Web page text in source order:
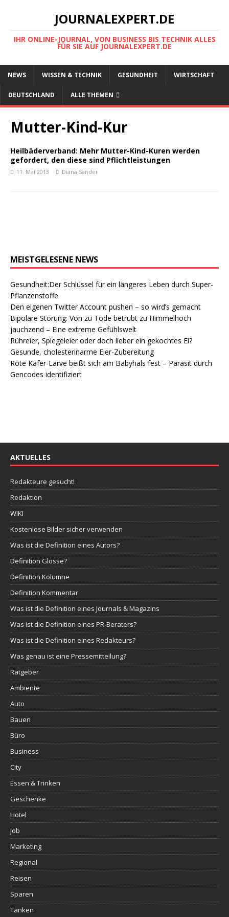
JOURNALEXPERT.DE
IHR ONLINE-JOURNAL, VON BUSINESS BIS TECHNIK ALLES
FÜR SIE AUF JOURNALEXPERT.DE
NEWS WISSEN & TECHNIK GESUNDHEIT WIRTSCHAFT
DEUTSCHLAND ALLE THEMEN
Mutter-Kind-Kur
Heilbäderverband: Mehr Mutter-Kind-Kuren werden
gefordert, den diese sind Pflichtleistungen
11. Mai 2013 Diana Sander
MEISTGELESENE NEWS
Gesundheit:Der Schlüssel für ein längeres Leben durch Super-
Pflanzenstoffe
Den eigenen Twitter Account pushen – so wird’s gemacht
Bipolare Störung: Von zu Tode betrübt zu Himmelhoch
jauchzend – Eine extreme Gefühlswelt
Rühreier, Spiegeleier oder doch lieber ein gekochtes Ei?
Gesunde, cholesterinarme Eier-Zubereitung
Rote Käfer-Larve beißt sich am Babyhals fest – Parasit durch
Gencodes identifiziert
AKTUELLES
Redakteure gesucht!
Redaktion
WIKI
Kostenlose Bilder sicher verwenden
Was ist die Definition eines Autors?
Definition Glosse?
Definition Kolumne
Definition Kommentar
Was ist die Definition eines Journals & Magazins
Was ist die Definition eines PR-Beraters?
Was ist die Definition eines Redakteurs?
Was genau ist eine Pressemitteilung?
Ratgeber
Ambiente
Auto
Bauen
Büro
Business
City
Essen & Trinken
Geschenke
Hotel
Job
Marketing
Regional
Reisen
Sparen
Tanken